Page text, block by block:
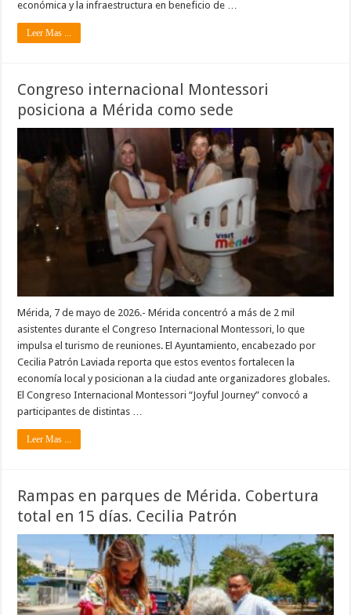
económica y la infraestructura en beneficio de …
Leer Mas ...
Congreso internacional Montessori
posiciona a Mérida como sede
Mérida, 7 de mayo de 2026.- Mérida concentró a más de 2 mil
asistentes durante el Congreso Internacional Montessori, lo que
impulsa el turismo de reuniones. El Ayuntamiento, encabezado por
Cecilia Patrón Laviada reporta que estos eventos fortalecen la
economía local y posicionan a la ciudad ante organizadores globales.
El Congreso Internacional Montessori “Joyful Journey” convocó a
participantes de distintas …
Leer Mas ...
Rampas en parques de Mérida. Cobertura
total en 15 días. Cecilia Patrón